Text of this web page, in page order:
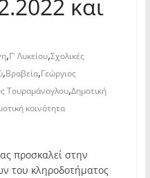
και
,Γ' Λυκείου,Σχολικές
,Βραβεία,Γεώργιος
Τουραμάνογλου,Δημοτική
κοινότητα
προσκαλεί στην
του κληροδοτήματος